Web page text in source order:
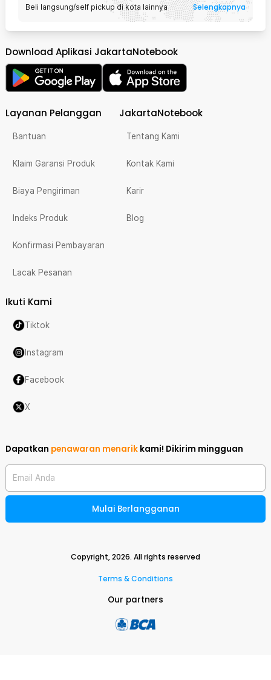
Beli langsung/self pickup di kota lainnya Selengkapnya
Download Aplikasi JakartaNotebook
Layanan Pelanggan
Bantuan
Klaim Garansi Produk
Biaya Pengiriman
Indeks Produk
Konfirmasi Pembayaran
Lacak Pesanan
JakartaNotebook
Tentang Kami
Kontak Kami
Karir
Blog
Ikuti Kami
Tiktok
Instagram
Facebook
X
Dapatkan penawaran menarik kami! Dikirim mingguan
Email Anda
Mulai Berlangganan
Copyright,2026. All rights reserved
Terms & Conditions
Our partners